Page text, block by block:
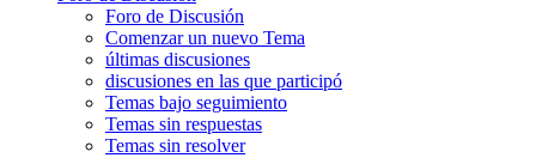
Foro de Discusión
Comenzar un nuevo Tema
últimas discusiones
discusiones en las que participó
Temas bajo seguimiento
Temas sin respuestas
Temas sin resolver